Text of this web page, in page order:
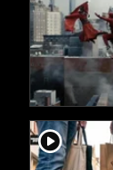
player2